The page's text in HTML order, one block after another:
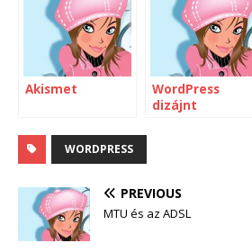
poszthoz,
kategóriához
Akismet
WordPress
dizájnt
WORDPRESS
PREVIOUS
MTU és az ADSL